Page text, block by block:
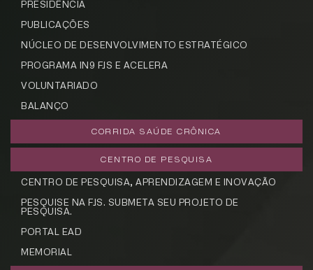
PRESIDÊNCIA
PUBLICAÇÕES
NÚCLEO DE DESENVOLVIMENTO ESTRATÉGICO
PROGRAMA IN9 FJS E ACELERA
VOLUNTARIADO
BALANÇO
CORRIDA SAÚDE CRÔNICA
CENTRO DE PESQUISA
CENTRO DE PESQUISA, APRENDIZAGEM E INOVAÇÃO
PESQUISE NA FJS. SUBMETA SEU PROJETO DE
PESQUISA.
PORTAL EAD
MEMORIAL
CADASTRE-SE
receba notícias da Fundação José
Silveira em seu e-mail.